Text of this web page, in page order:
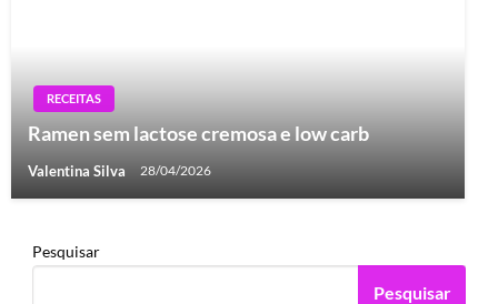
RECEITAS
Ramen sem lactose cremosa e low carb
Valentina Silva 28/04/2026
Pesquisar
Pesquisar